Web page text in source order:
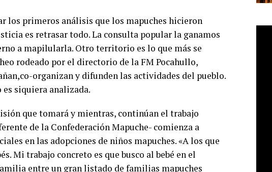
los primeros análisis que los mapuches hicieron
es retrasar todo. La consulta popular la ganamos
a mapilularla. Otro territorio es lo que más se
rodeado por el directorio de la FM Pocahullo,
organizan y difunden las actividades del pueblo.
siquiera analizada.
que tomará y mientras, continúan el trabajo
de la Confederación Mapuche- comienza a
en las adopciones de niños mapuches. «A los que
Mi trabajo concreto es que busco al bebé en el
entre un gran listado de familias mapuches